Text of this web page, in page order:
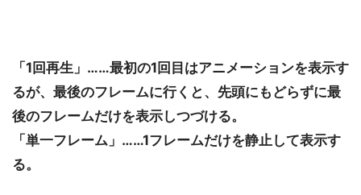
「1回再生」……最初の1回目はアニメーションを表示す
るが、最後のフレームに行くと、先頭にもどらずに最
後のフレームだけを表示しつづける。
「単一フレーム」……1フレームだけを静止して表示す
る。